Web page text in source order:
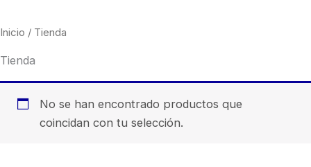
Inicio / Tienda
Tienda
No se han encontrado productos que
coincidan con tu selección.